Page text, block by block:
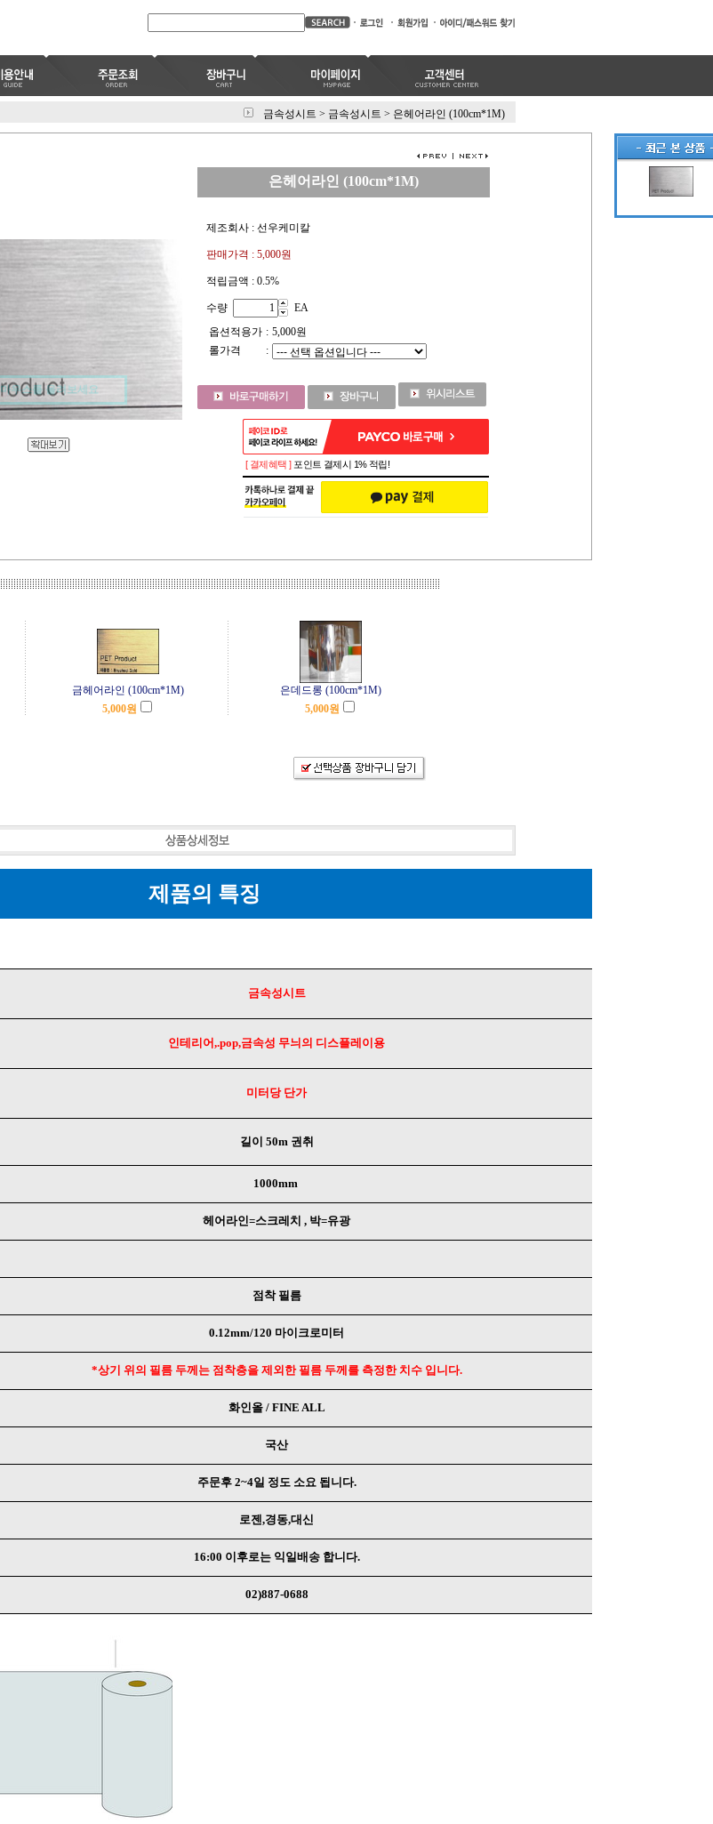
금속성시트 > 금속성시트 > 은헤어라인 (100cm*1M)
마우스를 올려보세요
은헤어라인 (100cm*1M)
제조회사 : 선우케미칼
판매가격 : 5,000원
적립금액 : 0.5%
수량
EA
옵션적용가 : 5,000원
롤가격
:
[ 결제혜택 ] 포인트 결제시 1% 적립!
금헤어라인 (100cm*1M)
은데드롱 (100cm*1M)
5,000원 5,000원
제품의 특징
금속성시트
인테리어,.pop,금속성 무늬의 디스플레이용
미터당 단가
길이 50m 권취
1000mm
헤어라인=스크레치 , 박=유광
점착 필름
0.12mm/120 마이크로미터
*상기 위의 필름 두께는 점착층을 제외한 필름 두께를 측정한 치수 입니다.
화인올 / FINE ALL
국산
주문후 2~4일 정도 소요 됩니다.
로젠,경동,대신
16:00 이후로는 익일배송 합니다.
02)887-0688